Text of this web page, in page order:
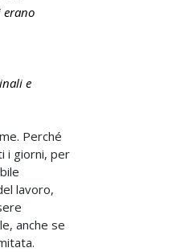
erano
e
Perché
i giorni, per
lavoro,
anche se